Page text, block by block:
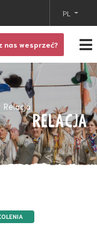
PL
nas wesprzeć?
Relacja
RELACJA